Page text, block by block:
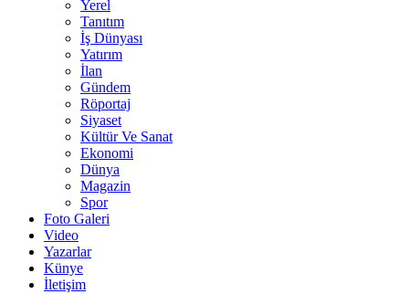
Yerel
Tanıtım
İş Dünyası
Yatırım
İlan
Gündem
Röportaj
Siyaset
Kültür Ve Sanat
Ekonomi
Dünya
Magazin
Spor
Foto Galeri
Video
Yazarlar
Künye
İletişim